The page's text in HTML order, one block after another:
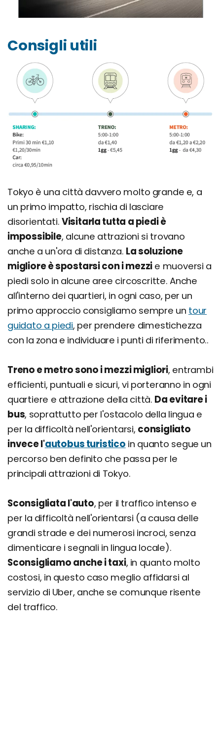
Consigli utili
Tokyo è una città davvero molto grande e, a
un primo impatto, rischia di lasciare
disorientati. Visitarla tutta a piedi è
impossibile, alcune attrazioni si trovano
anche a un'ora di distanza. La soluzione
migliore è spostarsi con i mezzi e muoversi a
piedi solo in alcune aree circoscritte. Anche
all'interno dei quartieri, in ogni caso, per un
primo approccio consigliamo sempre un tour
guidato a piedi, per prendere dimestichezza
con la zona e individuare i punti di riferimento..
Treno e metro sono i mezzi migliori, entrambi
efficienti, puntuali e sicuri, vi porteranno in ogni
quartiere e attrazione della città. Da evitare i
bus, soprattutto per l'ostacolo della lingua e
per la difficoltà nell'orientarsi, consigliato
invece l'autobus turistico in quanto segue un
percorso ben definito che passa per le
principali attrazioni di Tokyo.
Sconsigliata l'auto, per il traffico intenso e
per la difficoltà nell'orientarsi (a causa delle
grandi strade e dei numerosi incroci, senza
dimenticare i segnali in lingua locale).
Sconsigliamo anche i taxi, in quanto molto
costosi, in questo caso meglio affidarsi al
servizio di Uber, anche se comunque risente
del traffico.